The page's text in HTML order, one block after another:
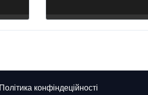
ревізорам у доступі
до історичних
Політика конфіндеційності